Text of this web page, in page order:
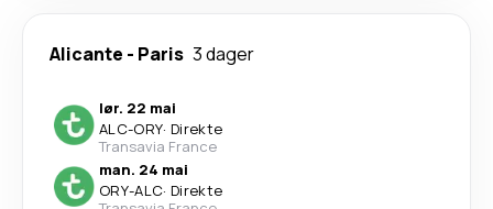
Alicante - Paris 3 dager
lør. 22 mai
ALC-ORY· Direkte
Transavia France
man. 24 mai
ORY-ALC· Direkte